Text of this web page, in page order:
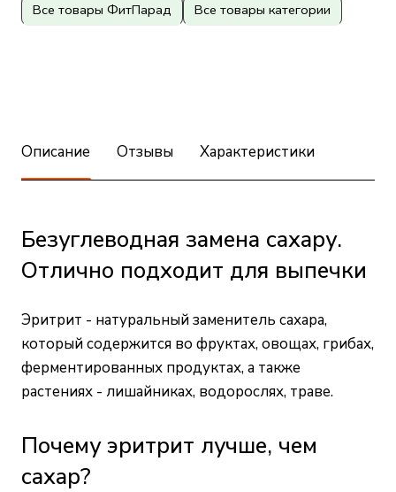
Все товары ФитПарад Все товары категории
Описание Отзывы Характеристики
Безуглеводная замена сахару.
Отлично подходит для выпечки
Эритрит - натуральный заменитель сахара,
который содержится во фруктах, овощах, грибах,
ферментированных продуктах, а также
растениях - лишайниках, водорослях, траве.
Почему эритрит лучше, чем
сахар?